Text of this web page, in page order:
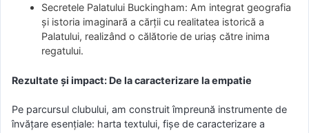
Secretele Palatului Buckingham: Am integrat geografia
și istoria imaginară a cărții cu realitatea istorică a
Palatului, realizând o călătorie de uriaș către inima
regatului.
Rezultate și impact: De la caracterizare la empatie
Pe parcursul clubului, am construit împreună instrumente de
învățare esențiale: harta textului, fișe de caracterizare a